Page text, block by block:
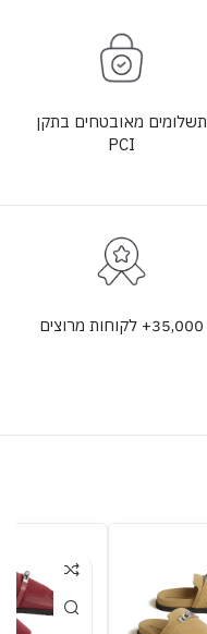
תשלומים מאובטחים בתקן
PCI
35,000+ לקוחות מרוצים